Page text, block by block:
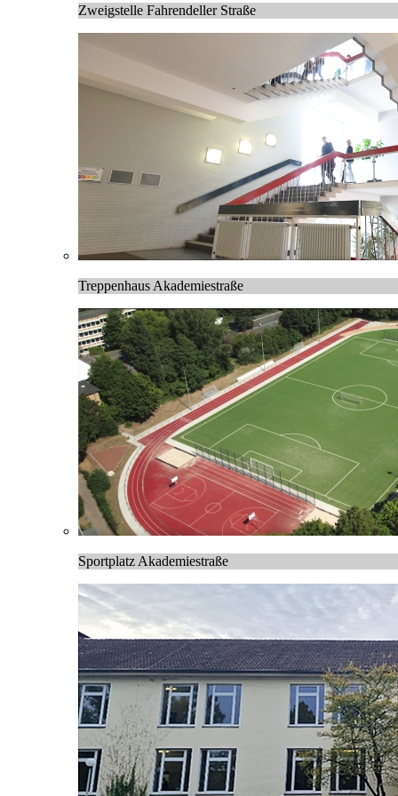
Zweigstelle Fahrendeller Straße
Treppenhaus Akademiestraße
Sportplatz Akademiestraße